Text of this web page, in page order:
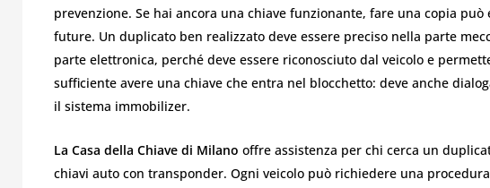
prevenzione. Se hai ancora una chiave funzionante, fare una copia
future. Un duplicato ben realizzato deve essere preciso nella parte
parte elettronica, perché deve essere riconosciuto dal veicolo e
sufficiente avere una chiave che entra nel blocchetto: deve anche
il sistema immobilizer.
La Casa della Chiave di Milano offre assistenza per chi cerca un
chiavi auto con transponder. Ogni veicolo può richiedere una